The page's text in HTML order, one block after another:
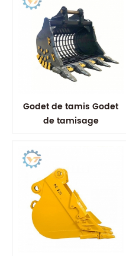
Godet de tamis Godet
de tamisage